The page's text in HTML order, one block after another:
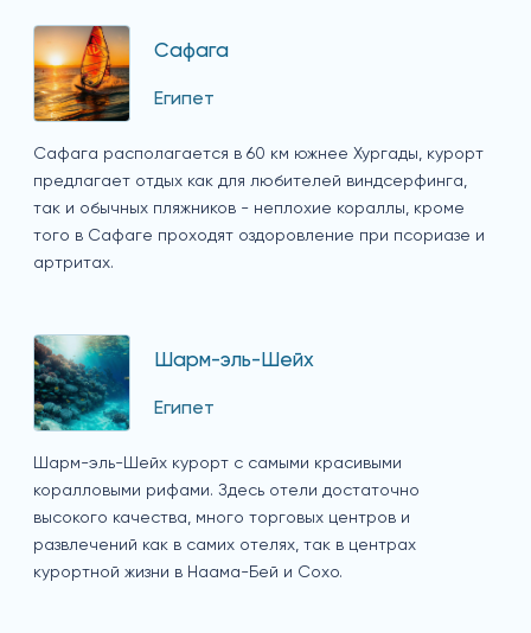
Сафага
Египет
Сафага располагается в 60 км южнее Хургады, курорт
предлагает отдых как для любителей виндсерфинга,
так и обычных пляжников - неплохие кораллы, кроме
того в Сафаге проходят оздоровление при псориазе и
артритах.
Шарм-эль-Шейх
Египет
Шарм-эль-Шейх курорт с самыми красивыми
коралловыми рифами. Здесь отели достаточно
высокого качества, много торговых центров и
развлечений как в самих отелях, так в центрах
курортной жизни в Наама-Бей и Сохо.